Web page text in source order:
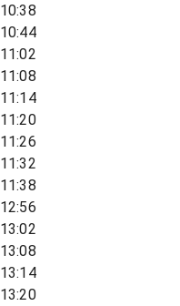
10:38
10:44
11:02
11:08
11:14
11:20
11:26
11:32
11:38
12:56
13:02
13:08
13:14
13:20